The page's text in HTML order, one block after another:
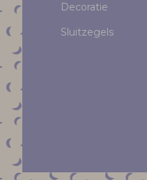
Decoratie
Sluitzegels